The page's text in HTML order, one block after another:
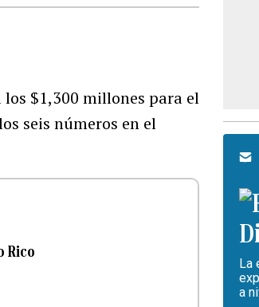
$1,300 millones para el
seis números en el
Rico
La
a